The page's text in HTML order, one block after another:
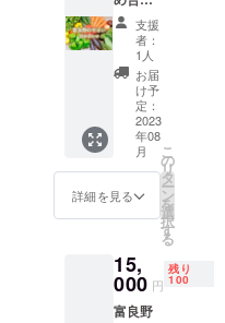
せ（内
容はそ
の時期
の野
菜） ・
原産国/
産地：
北海道
富良野
市 ・サ
イズ/重
量：
せ ・保
存方
法：冷
蔵にて
支援
者：
1人
お届
け予
定：
2023
年08
月
詳細を見る
こ
の
リ
タ
ー
ン
を
選
択
す
る
15,
000 円
残り
100
富良野